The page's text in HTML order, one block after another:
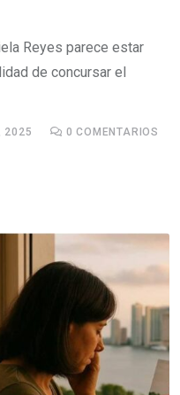
Reyes parece estar
de concursar el
2025 0 COMENTARIOS